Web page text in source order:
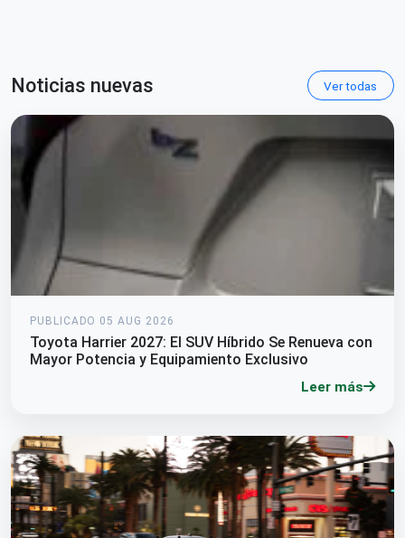
Noticias nuevas Ver todas
PUBLICADO 05 AUG 2026
Toyota Harrier 2027: El SUV Híbrido Se Renueva con
Mayor Potencia y Equipamiento Exclusivo
Leer más